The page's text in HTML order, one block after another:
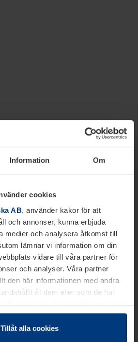
Information Om
cookies
AB, använder kakor för att
och annonser, kunna erbjuda
medier och analysera åtkomst till
lämnar vi information om din
vidare till våra partner för
och analyser. Våra partner
den här informationen med andra
åt dem eller som de har
för din användning av tjänsterna.
kakor på din enhet, om de är
driften av den här webbplatsen.
Tillåt alla cookies